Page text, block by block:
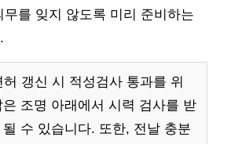
무를 잊지 않도록 미리 준비하는
허 갱신 시 적성검사 통과를 위
조명 아래에서 시력 검사를 받
수 있습니다. 또한, 전날 충분